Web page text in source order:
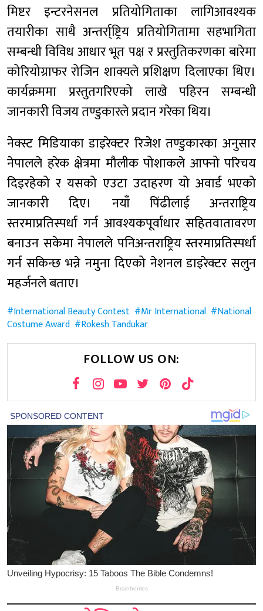
मिष्टर इन्टरनेसनल प्रतियोगिताका लागिआवश्यक
तयारीका साथै अन्तर्रा्ष्ट्रिय प्रतियोगितामा सहभागिता
सम्बन्धी विविध आधार भूत पक्ष र प्रस्तुतिकरणका बारेमा
कोरियोग्राफर रोजिन शाक्यले प्रशिक्षण दिलाएका थिए।
कार्यक्रममा प्रस्तुतगरिएको लाखे पहिरन सम्बन्धी
जानकारी विजय तण्डुकारले प्रदान गरेका थिय।
नेक्स्ट मिडियाका डाइरेक्टर रिजेश तण्डुकारका अनुसार
नेपालले हरेक क्षेत्रमा मौलीक पोशाकले आफ्नो परिचय
दिइरहेको र यसको एउटा उदाहरण यो अवार्ड भएको
जानकारी दिए। नयाँ पिंढीलाई अन्तराष्ट्रिय
स्तरमाप्रतिस्पर्धा गर्न आवश्यकपूर्वाधार सहितवातावरण
बनाउन सकेमा नेपालले पनिअन्तराष्ट्रिय स्तरमाप्रतिस्पर्धा
गर्न सकिन्छ भन्ने नमुना दिएको नेशनल डाइरेक्टर सलुन
महर्जनले बताए।
International Beauty Contest Mr International
National
Costume Award
Rokesh Tandukar
FOLLOW US ON: